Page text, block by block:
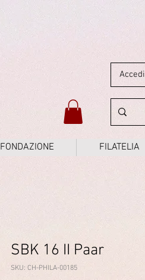
Accedi
FONDAZIONE FILATELIA
SBK 16 II Paar
SKU: CH-PHILA-00185